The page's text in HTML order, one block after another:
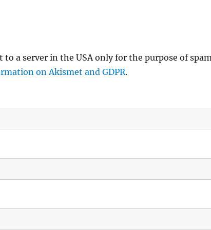
a server in the USA only for the purpose of
on Akismet and GDPR.